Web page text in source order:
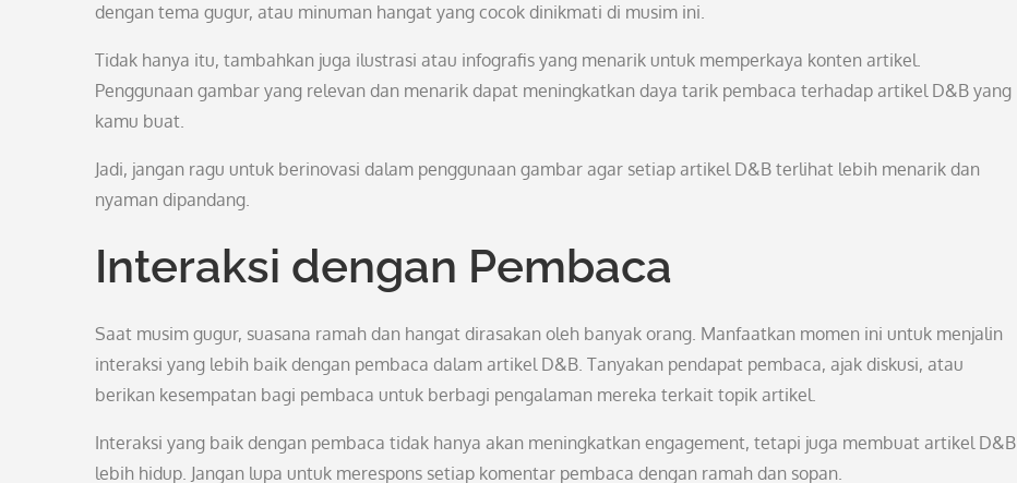
dengan tema gugur, atau minuman hangat yang cocok dinikmati di musim ini.
Tidak hanya itu, tambahkan juga ilustrasi atau infografis yang menarik untuk memperkaya konten artikel.
Penggunaan gambar yang relevan dan menarik dapat meningkatkan daya tarik pembaca terhadap artikel D&B yang
kamu buat.
Jadi, jangan ragu untuk berinovasi dalam penggunaan gambar agar setiap artikel D&B terlihat lebih menarik dan
nyaman dipandang.
Interaksi dengan Pembaca
Saat musim gugur, suasana ramah dan hangat dirasakan oleh banyak orang. Manfaatkan momen ini untuk menjalin
interaksi yang lebih baik dengan pembaca dalam artikel D&B. Tanyakan pendapat pembaca, ajak diskusi, atau
berikan kesempatan bagi pembaca untuk berbagi pengalaman mereka terkait topik artikel.
Interaksi yang baik dengan pembaca tidak hanya akan meningkatkan engagement, tetapi juga membuat artikel D&B
lebih hidup. Jangan lupa untuk merespons setiap komentar pembaca dengan ramah dan sopan.